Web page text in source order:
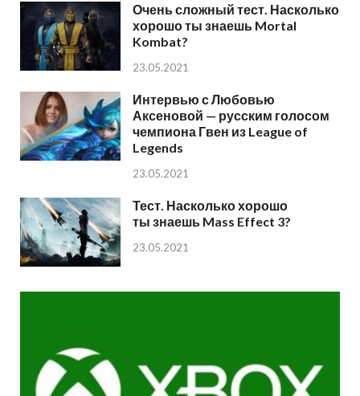
Очень сложный тест. Насколько
хорошо ты знаешь Mortal
Kombat?
23.05.2021
Интервью с Любовью
Аксеновой — русским голосом
чемпиона Гвен из League of
Legends
23.05.2021
Тест. Насколько хорошо
ты знаешь Mass Effect 3?
23.05.2021